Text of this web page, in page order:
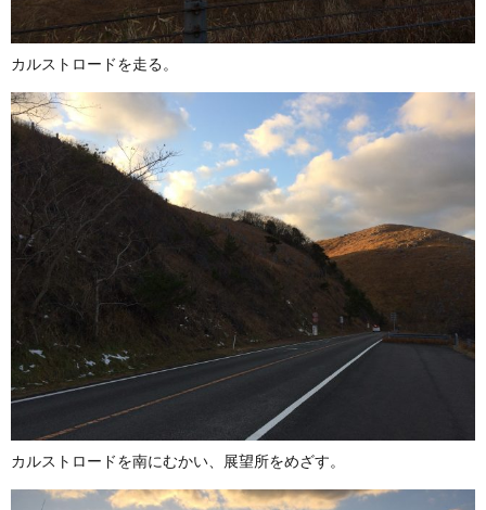
カルストロードを走る。
カルストロードを南にむかい、展望所をめざす。